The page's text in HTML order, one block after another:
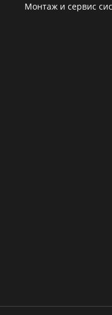
Монтаж и сервис